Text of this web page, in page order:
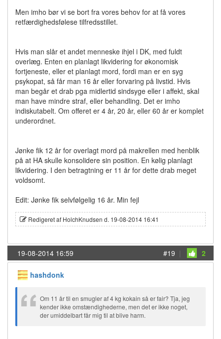
Men imho bør vi se bort fra vores behov for at få vores
retfærdighedsfølese tilfredsstillet.
Hvis man slår et andet menneske ihjel i DK, med fuldt
overlæg. Enten en planlagt likvidering for økonomisk
fortjeneste, eller et planlagt mord, fordi man er en syg
psykopat, så får man 16 år eller forvaring på livstid. Hvis
man begår et drab pga midlertid sindsyge eller i affekt, skal
man have mindre straf, eller behandling. Det er imho
indiskutabelt. Om offeret er 4 år, 20 år, eller 60 år er komplet
underordnet.
Jønke fik 12 år for overlagt mord på makrellen med henblik
på at HA skulle konsolidere sin position. En kølig planlagt
likvidering. I den betragtning er 11 år for dette drab meget
voldsomt.
Edit: Jønke fik selvfølgelig 16 år. Min fejl
Redigeret af HolchKnudsen d. 19-08-2014 16:41
19-08-2014 16:59 #19 | 2
hashdonk
Om 11 år til en smugler af 4 kg kokain så er fair? Tja, jeg
kender ikke omstændighederne, men det er ikke noget,
der umiddelbart får mig til at blive harm.